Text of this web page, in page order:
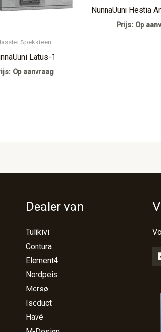
Speksteen
Latus-1
Op aanvraag
NunnaUuni Hestia
Prijs: Op
Dealer van
Tulikivi
Contura
Element4
Nordpeis
Morsø
Isoduct
Havé